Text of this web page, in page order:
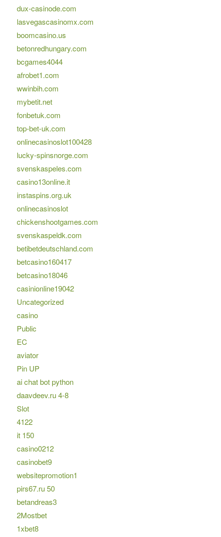
dux-casinode.com
lasvegascasinomx.com
boomcasino.us
betonredhungary.com
bcgames4044
afrobet1.com
wwinbih.com
mybetit.net
fonbetuk.com
top-bet-uk.com
onlinecasinoslot100428
lucky-spinsnorge.com
svenskaspeles.com
casino13online.it
instaspins.org.uk
onlinecasinoslot
chickenshootgames.com
svenskaspeldk.com
betibetdeutschland.com
betcasino160417
betcasino18046
casinionline19042
Uncategorized
casino
Public
EC
aviator
Pin UP
ai chat bot python
daavdeev.ru 4-8
Slot
4122
it 150
casino0212
casinobet9
websitepromotion1
pirs67.ru 50
betandreas3
2Mostbet
1xbet8